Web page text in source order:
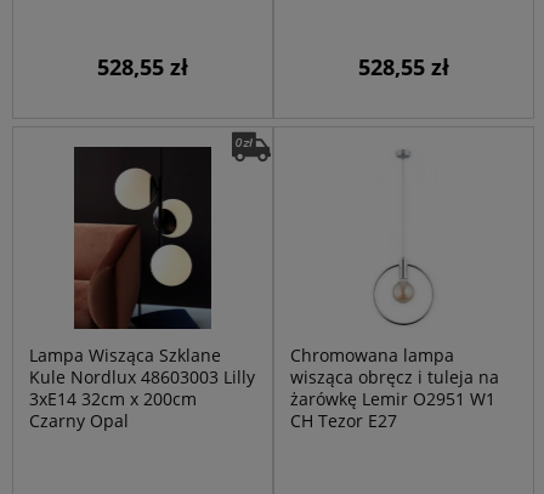
528,55 zł 528,55 zł
Lampa Wisząca Szklane
Kule Nordlux 48603003 Lilly
3xE14 32cm x 200cm
Czarny Opal
Chromowana lampa
wisząca obręcz i tuleja na
żarówkę Lemir O2951 W1
CH Tezor E27